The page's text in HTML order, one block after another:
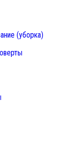
(уборка)